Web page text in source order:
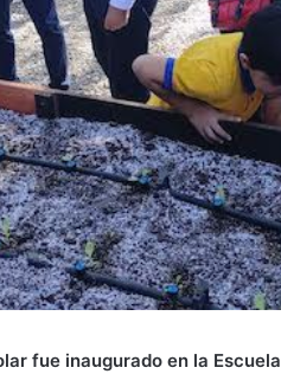
fue inaugurado en la